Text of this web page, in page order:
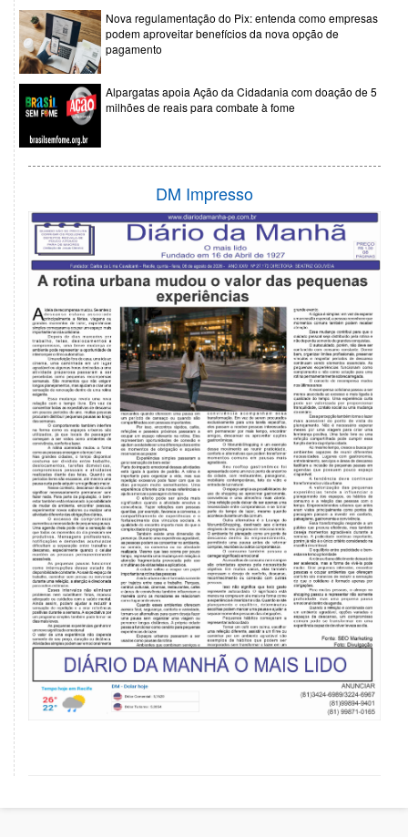
Nova regulamentação do Pix: entenda como empresas
podem aproveitar benefícios da nova opção de
pagamento
Alpargatas apoia Ação da Cidadania com doação de 5
milhões de reais para combate à fome
DM Impresso